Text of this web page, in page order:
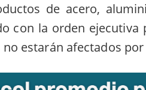
de acero,
con la orden ejecutiva
no estarán afectados por